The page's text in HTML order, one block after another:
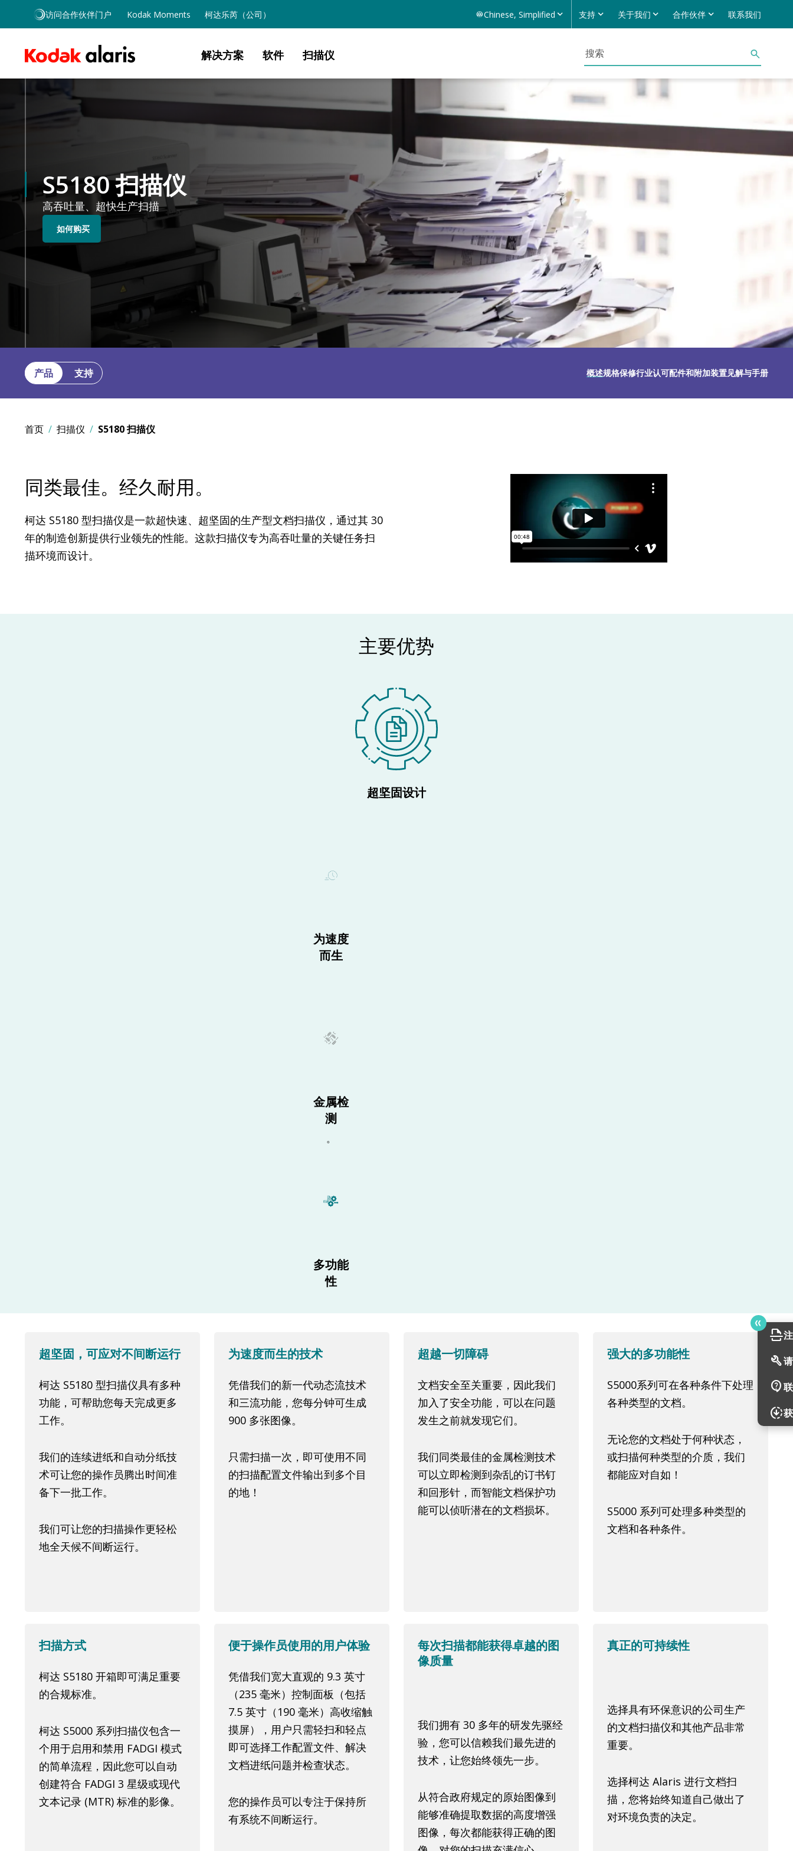
Skip to main content
访问合作伙伴门户 Kodak Moments 柯达乐芮（公司） Chinese, Simplified 支持 关于我们 合作伙伴 联系我们
解决方案 软件 扫描仪
S5180 扫描仪
高吞吐量、超快生产扫描
如何购买
产品 支持 概述规格保修行业认可配件和附加装置见解与手册
首页 扫描仪 S5180 扫描仪
同类最佳。经久耐用。
柯达 S5180 型扫描仪是一款超快速、超坚固的生产型文档扫描仪，通过其 30
年的制造创新提供行业领先的性能。这款扫描仪专为高吞吐量的关键任务扫
描环境而设计。
主要优势
超坚固设计
为速度
而生
金属检
测
。
多功能
性
超坚固，可应对不间断运行
柯达 S5180 型扫描仪具有多种
功能，可帮助您每天完成更多
工作。
我们的连续进纸和自动分纸技
术可让您的操作员腾出时间准
备下一批工作。
我们可让您的扫描操作更轻松
地全天候不间断运行。
为速度而生的技术
凭借我们的新一代动态流技术
和三流功能，您每分钟可生成
900 多张图像。
只需扫描一次，即可使用不同
的扫描配置文件输出到多个目
的地！
超越一切障碍
文档安全至关重要，因此我们
加入了安全功能，可以在问题
发生之前就发现它们。
我们同类最佳的金属检测技术
可以立即检测到杂乱的订书钉
和回形针，而智能文档保护功
能可以侦听潜在的文档损坏。
强大的多功能性
S5000系列可在各种条件下处理
各种类型的文档。
无论您的文档处于何种状态，
或扫描何种类型的介质，我们
都能应对自如！
S5000 系列可处理多种类型的
文档和各种条件。
扫描方式
柯达 S5180 开箱即可满足重要
的合规标准。
柯达 S5000 系列扫描仪包含一
个用于启用和禁用 FADGI 模式
的简单流程，因此您可以自动
创建符合 FADGI 3 星级或现代
文本记录 (MTR) 标准的影像。
便于操作员使用的用户体验
凭借我们宽大直观的 9.3 英寸
（235 毫米）控制面板（包括
7.5 英寸（190 毫米）高收缩触
摸屏），用户只需轻扫和轻点
即可选择工作配置文件、解决
文档进纸问题并检查状态。
您的操作员可以专注于保持所
有系统不间断运行。
每次扫描都能获得卓越的图
像质量
我们拥有 30 多年的研发先驱经
验，您可以信赖我们最先进的
技术，让您始终领先一步。
从符合政府规定的原始图像到
能够准确提取数据的高度增强
图像，每次都能获得正确的图
真正的可持续性
选择具有环保意识的公司生产
的文档扫描仪和其他产品非常
重要。
选择柯达 Alaris 进行文档扫
描，您将始终知道自己做出了
对环境负责的决定。
scan
build
contact_support
downloading